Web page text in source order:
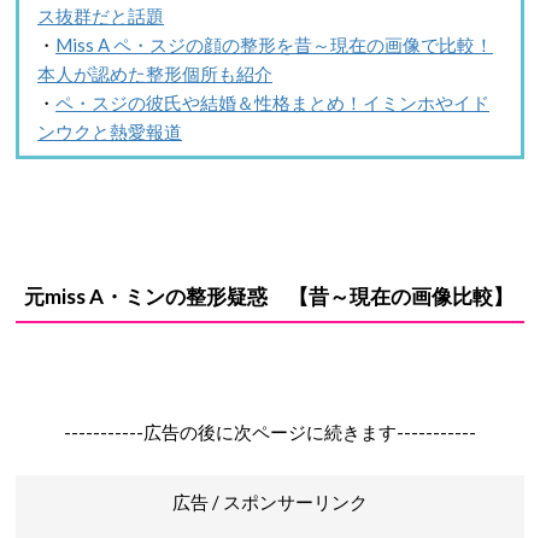
ス抜群だと話題
・ Miss A ペ・スジの顔の整形を昔～現在の画像で比較！
本人が認めた整形個所も紹介
・ ペ・スジの彼氏や結婚＆性格まとめ！イミンホやイド
ンウクと熱愛報道
元miss A・ミンの整形疑惑 【昔～現在の画像比較】
-----------広告の後に次ページに続きます-----------
広告 / スポンサーリンク